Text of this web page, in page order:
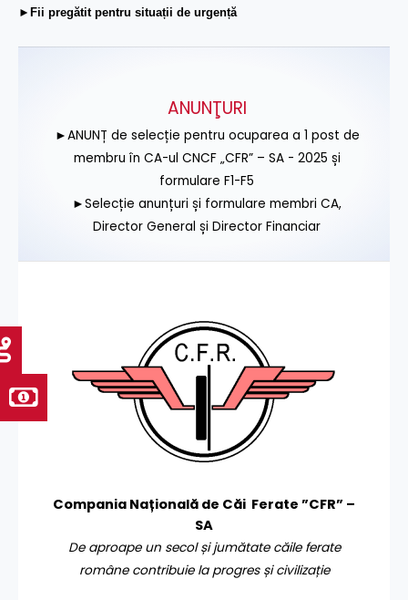
►Fii pregătit pentru situații de urgență
ANUNŢURI
►ANUNȚ de selecție pentru ocuparea a 1 post de
membru în CA-ul CNCF „CFR” – SA - 2025 și
formulare F1-F5
►Selecție anunțuri și formulare membri CA,
Director General și Director Financiar
Compania Națională de Căi Ferate ”CFR” –
SA
De aproape un secol și jumătate căile ferate
române contribuie la progres și civilizație